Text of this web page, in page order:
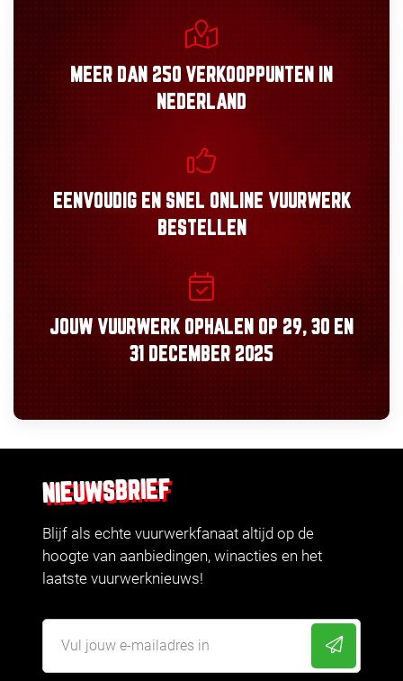
MEER DAN 250 VERKOOPPUNTEN
IN
NEDERLAND
EENVOUDIGEN SNEL ONLINE VUURWERK
BESTELLEN
JOUW VUURWERK OPHALEN OP 29, 30 EN
31 DECEMBER 2025
NIEUWSBRIEF
Blijf als echte vuurwerkfanaat altijd op de
hoogte van aanbiedingen, winacties en het
laatste vuurwerknieuws!